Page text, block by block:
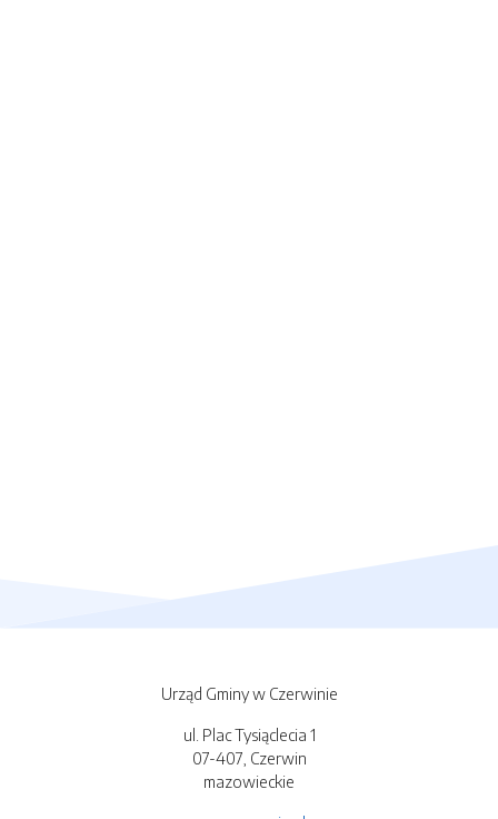
Urząd Gminy w Czerwinie
ul. Plac Tysiąclecia 1
07-407, Czerwin
mazowieckie